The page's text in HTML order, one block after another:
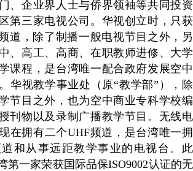
、企业界人士与侨界领袖等共同投资
第三家电视公司。华视创立时，只获
道，除了制播一般电视节目之外，另
、高工、高商、在职教师进修、大学
课程，是台湾唯一配合政府发展空中
华视教学事业处（原“教学部”），除
节目之外，也为空中商业专科学校编
刊物以及录制广播教学节目。无线电
在拥有二个UHF频道，是台湾唯一拥
和从事远距教学事业的电视台。此
第一家荣获国际品保ISO9002认证的无